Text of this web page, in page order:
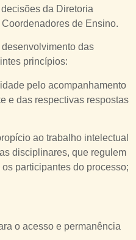
da Diretoria
de Ensino.
das
princípios:
pelo acompanhamento
e das respectivas respostas
ao trabalho intelectual
disciplinares, que regulem
participantes do processo;
o acesso e permanência